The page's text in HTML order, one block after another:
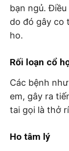
bạn ngủ.
do đó gây co
ho.
Rối loạn cổ
Các bệnh
em, gây ra
tai gọi là thở
Ho tâm lý